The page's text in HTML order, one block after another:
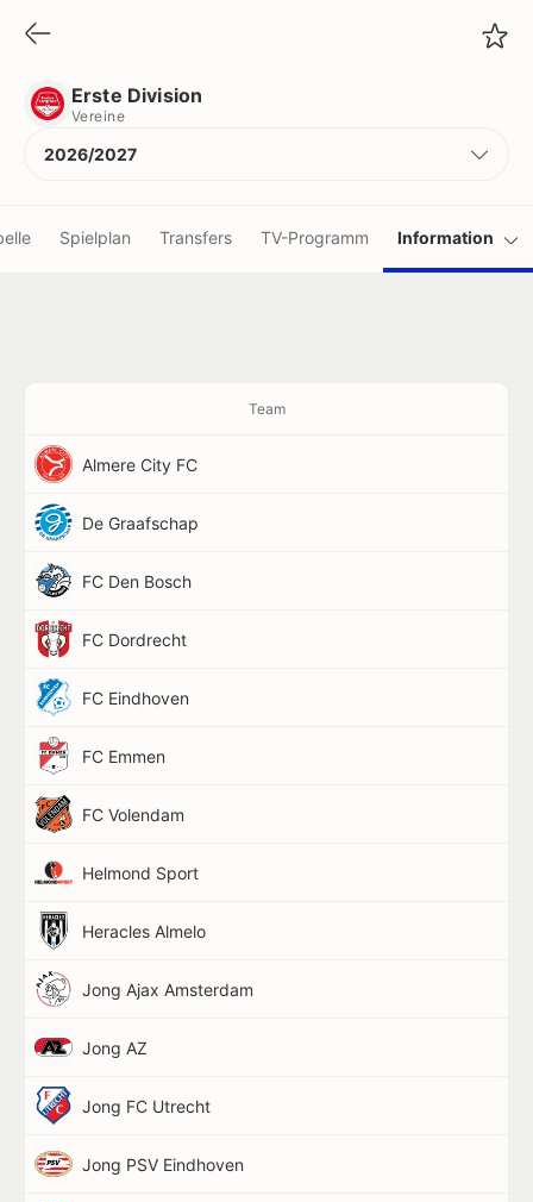
Erste Division
Vereine
2026/2027
Spielplan Transfers TV-Programm Information
Team
Almere City FC
De Graafschap
FC Den Bosch
FC Dordrecht
FC Eindhoven
FC Emmen
FC Volendam
Helmond Sport
Heracles Almelo
Jong Ajax Amsterdam
Jong AZ
Jong FC Utrecht
Jong PSV Eindhoven